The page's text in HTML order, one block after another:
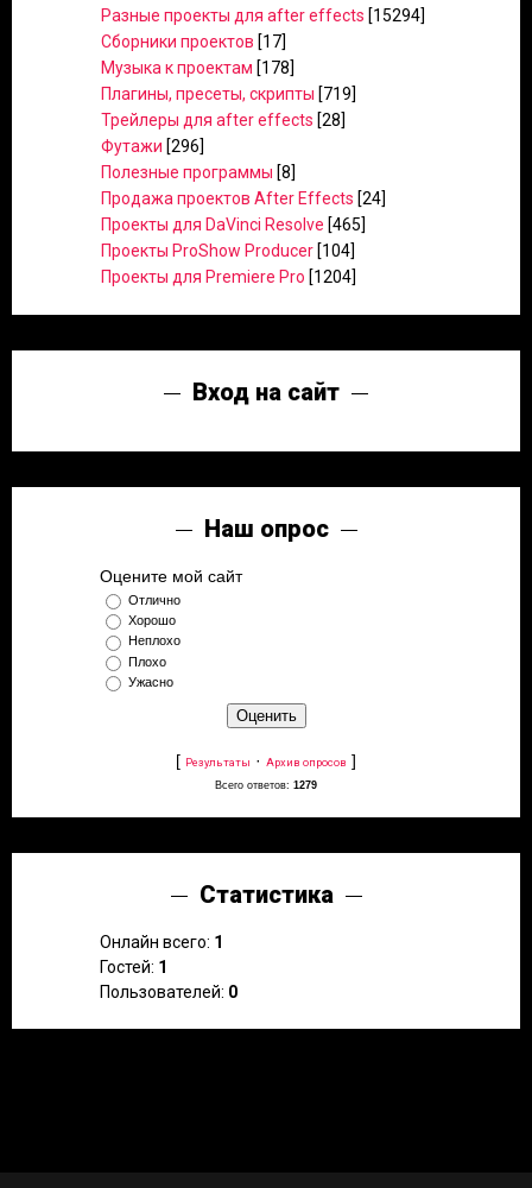
Разные проекты для after effects [15294]
Сборники проектов [17]
Музыка к проектам [178]
Плагины, пресеты, скрипты [719]
Трейлеры для after effects [28]
Футажи [296]
Полезные программы [8]
Продажа проектов After Effects [24]
Проекты для DaVinci Resolve [465]
Проекты ProShow Producer [104]
Проекты для Premiere Pro [1204]
Вход на сайт
Наш опрос
Оцените мой сайт
Отлично
Хорошо
Неплохо
Плохо
Ужасно
[ Результаты · Архив опросов ]
Всего ответов: 1279
Статистика
Онлайн всего: 1
Гостей: 1
Пользователей: 0